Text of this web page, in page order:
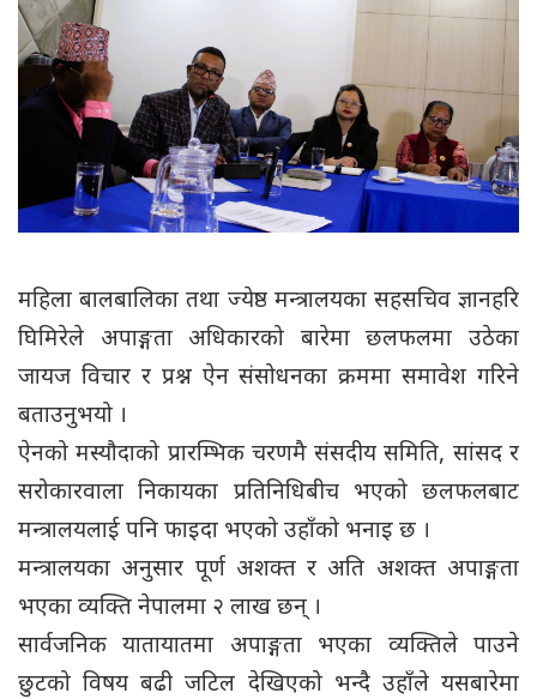
महिला बालबालिका तथा ज्येष्ठ मन्त्रालयका सहसचिव ज्ञानहरि
घिमिरेले अपाङ्गता अधिकारको बारेमा छलफलमा उठेका
जायज विचार र प्रश्न ऐन संसोधनका क्रममा समावेश गरिने
बताउनुभयो ।
ऐनको मस्यौदाको प्रारम्भिक चरणमै संसदीय समिति, सांसद र
सरोकारवाला निकायका प्रतिनिधिबीच भएको छलफलबाट
मन्त्रालयलाई पनि फाइदा भएको उहाँको भनाइ छ ।
मन्त्रालयका अनुसार पूर्ण अशक्त र अति अशक्त अपाङ्गता
भएका व्यक्ति नेपालमा २ लाख छन् ।
सार्वजनिक यातायातमा अपाङ्गता भएका व्यक्तिले पाउने
छुटको विषय बढी जटिल देखिएको भन्दै उहाँले यसबारेमा